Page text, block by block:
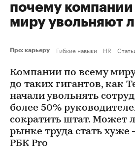
почему
миру увольняют
Про: карьеру Гибкие навыки HR
Компании по всему миру
до таких гигантов, как
начали увольнять
более 50%
сократить штат. Может
рынке труда стать хуже
РБК Pro